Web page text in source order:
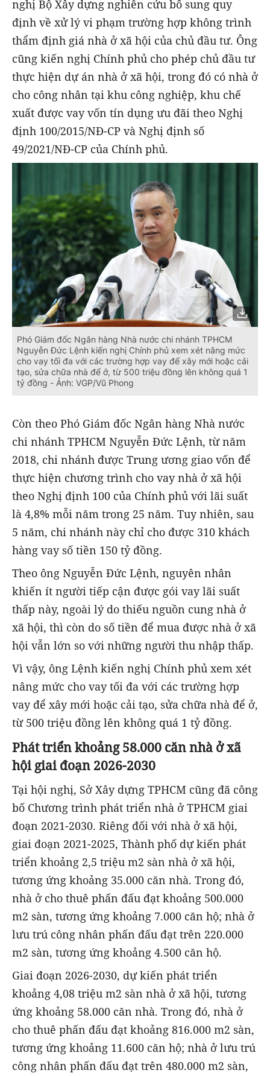
nghị Bộ Xây dựng nghiên cứu bổ sung quy
định về xử lý vi phạm trường hợp không trình
thẩm định giá nhà ở xã hội của chủ đầu tư. Ông
cũng kiến nghị Chính phủ cho phép chủ đầu tư
thực hiện dự án nhà ở xã hội, trong đó có nhà ở
cho công nhân tại khu công nghiệp, khu chế
xuất được vay vốn tín dụng ưu đãi theo Nghị
định 100/2015/NĐ-CP và Nghị định số
49/2021/NĐ-CP của Chính phủ.
Phó Giám đốc Ngân hàng Nhà nước chi nhánh TPHCM
Nguyễn Đức Lệnh kiến nghị Chính phủ xem xét nâng mức
cho vay tối đa với các trường hợp vay để xây mới hoặc cải
tạo, sửa chữa nhà để ở, từ 500 triệu đồng lên không quá 1
tỷ đồng - Ảnh: VGP/Vũ Phong
Còn theo Phó Giám đốc Ngân hàng Nhà nước
chi nhánh TPHCM Nguyễn Đức Lệnh, từ năm
2018, chi nhánh được Trung ương giao vốn để
thực hiện chương trình cho vay nhà ở xã hội
theo Nghị định 100 của Chính phủ với lãi suất
là 4,8% mỗi năm trong 25 năm. Tuy nhiên, sau
5 năm, chi nhánh này chỉ cho được 310 khách
hàng vay số tiền 150 tỷ đồng.
Theo ông Nguyễn Đức Lệnh, nguyên nhân
khiến ít người tiếp cận được gói vay lãi suất
thấp này, ngoài lý do thiếu nguồn cung nhà ở
xã hội, thì còn do số tiền để mua được nhà ở xã
hội vẫn lớn so với những người thu nhập thấp.
Vì vậy, ông Lệnh kiến nghị Chính phủ xem xét
nâng mức cho vay tối đa với các trường hợp
vay để xây mới hoặc cải tạo, sửa chữa nhà để ở,
từ 500 triệu đồng lên không quá 1 tỷ đồng.
Phát triển khoảng 58.000 căn nhà ở xã
hội giai đoạn 2026-2030
Tại hội nghị, Sở Xây dựng TPHCM cũng đã công
bố Chương trình phát triển nhà ở TPHCM giai
đoạn 2021-2030. Riêng đối với nhà ở xã hội,
giai đoạn 2021-2025, Thành phố dự kiến phát
triển khoảng 2,5 triệu m2 sàn nhà ở xã hội,
tương ứng khoảng 35.000 căn nhà. Trong đó,
nhà ở cho thuê phấn đấu đạt khoảng 500.000
m2 sàn, tương ứng khoảng 7.000 căn hộ; nhà ở
lưu trú công nhân phấn đấu đạt trên 220.000
m2 sàn, tương ứng khoảng 4.500 căn hộ.
Giai đoạn 2026-2030, dự kiến phát triển
khoảng 4,08 triệu m2 sàn nhà ở xã hội, tương
ứng khoảng 58.000 căn nhà. Trong đó, nhà ở
cho thuê phấn đấu đạt khoảng 816.000 m2 sàn,
tương ứng khoảng 11.600 căn hộ; nhà ở lưu trú
công nhân phấn đấu đạt trên 480.000 m2 sàn,